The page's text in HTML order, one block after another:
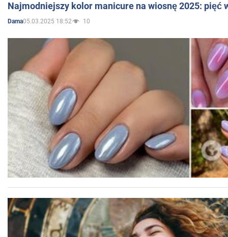
Najmodniejszy kolor manicure na wiosnę 2025: pięć
Dama05.03.2025 18:52 10